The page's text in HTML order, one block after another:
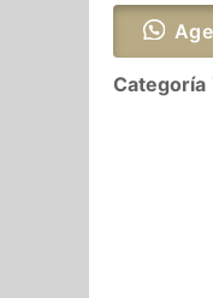
Categoría